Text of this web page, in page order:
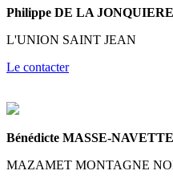
Philippe DE LA JONQUIERE
L'UNION SAINT JEAN
Le contacter
Bénédicte MASSE-NAVETTE
MAZAMET MONTAGNE